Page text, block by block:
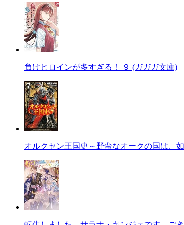
負けヒロインが多すぎる！ ９ (ガガガ文庫)
オルクセン王国史～野蛮なオークの国は、